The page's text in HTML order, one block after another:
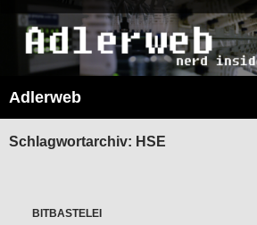
Adlerweb
SPRINGEN
Schlagwortarchiv: HSE
BITBASTELEI